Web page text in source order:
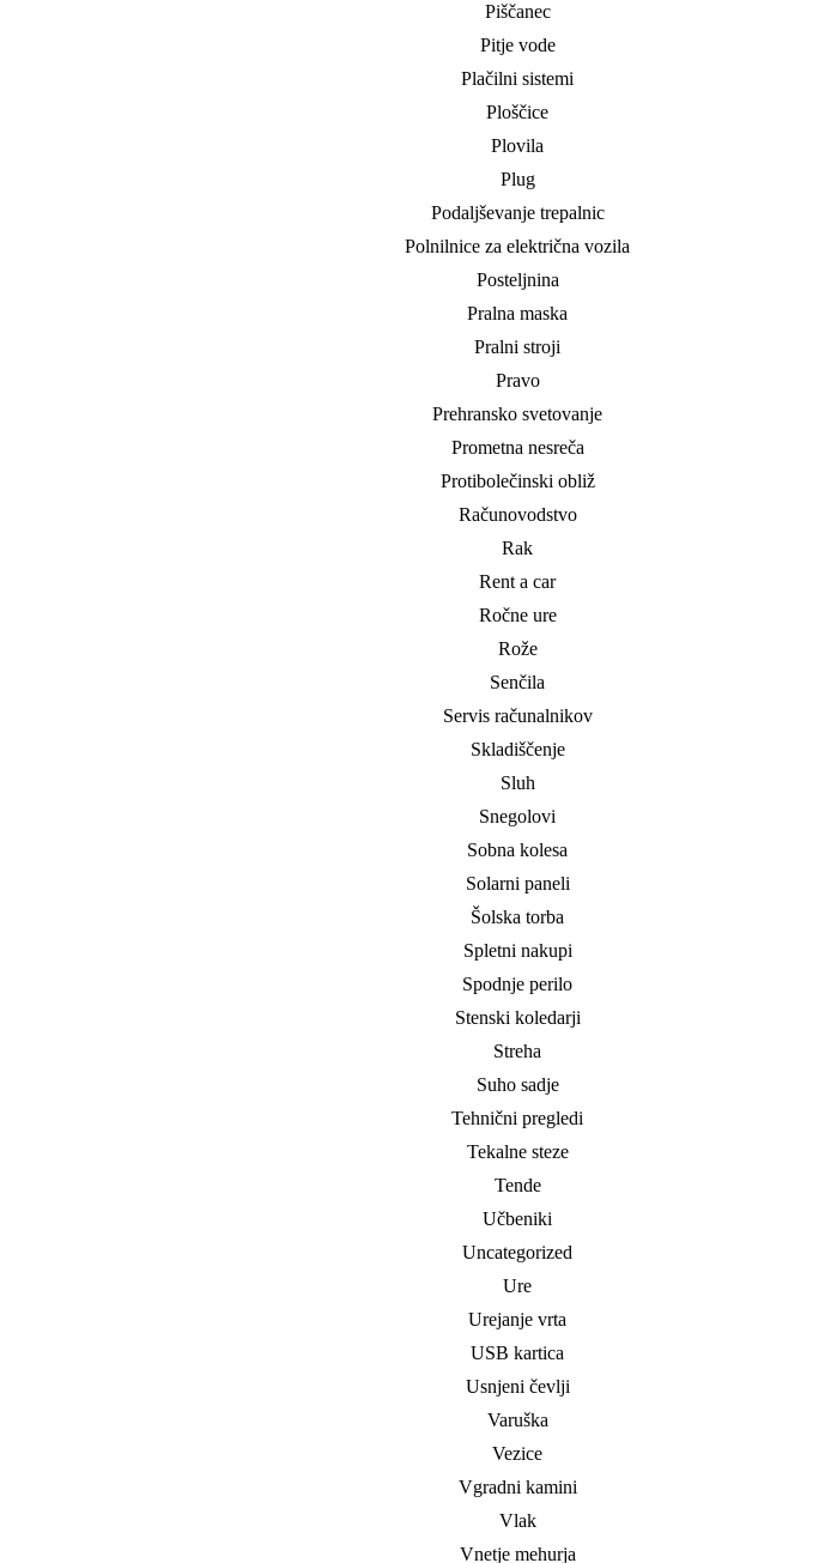
Piščanec
Pitje vode
Plačilni sistemi
Ploščice
Plovila
Plug
Podaljševanje trepalnic
Polnilnice za električna vozila
Posteljnina
Pralna maska
Pralni stroji
Pravo
Prehransko svetovanje
Prometna nesreča
Protibolečinski obliž
Računovodstvo
Rak
Rent a car
Ročne ure
Rože
Senčila
Servis računalnikov
Skladiščenje
Sluh
Snegolovi
Sobna kolesa
Solarni paneli
Šolska torba
Spletni nakupi
Spodnje perilo
Stenski koledarji
Streha
Suho sadje
Tehnični pregledi
Tekalne steze
Tende
Učbeniki
Uncategorized
Ure
Urejanje vrta
USB kartica
Usnjeni čevlji
Varuška
Vezice
Vgradni kamini
Vlak
Vnetje mehurja